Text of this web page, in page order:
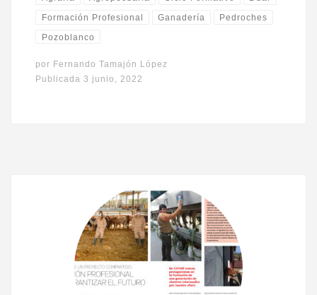
Formación Profesional Ganadería Pedroches
Pozoblanco
por Fernando Tamajón López
Publicada3 junio, 2022